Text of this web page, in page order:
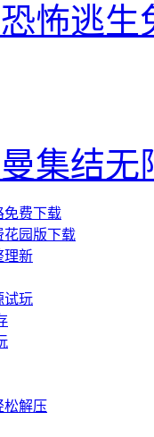
怖逃生
集结无
免费下载
花园版下载
理新
试玩
松解压